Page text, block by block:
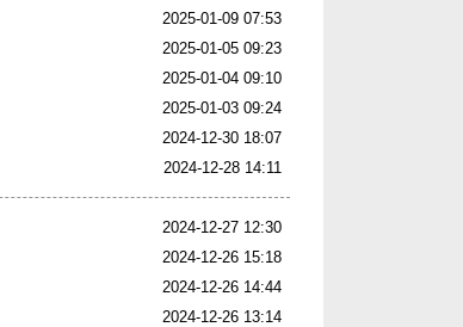
2025-01-09 07:53
2025-01-05 09:23
2025-01-04 09:10
2025-01-03 09:24
2024-12-30 18:07
2024-12-28 14:11
2024-12-27 12:30
2024-12-26 15:18
2024-12-26 14:44
2024-12-26 13:14